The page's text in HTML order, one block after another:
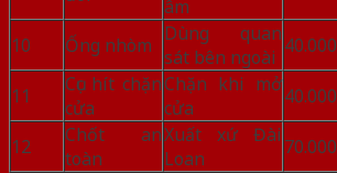
âm
10 Ống nhòm Dùng quan
sát bên ngoài 40.000
11
Cục hít chặn
cửa
Chặn khi mở
cửa
40.000
12
Chốt an
toàn
Xuất xứ Đài
Loan
70.000